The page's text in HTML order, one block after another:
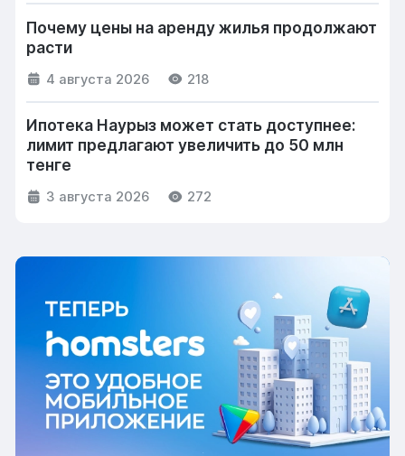
Почему цены на аренду жилья продолжают
расти
4 августа 2026 218
Ипотека Наурыз может стать доступнее:
лимит предлагают увеличить до 50 млн
тенге
3 августа 2026 272